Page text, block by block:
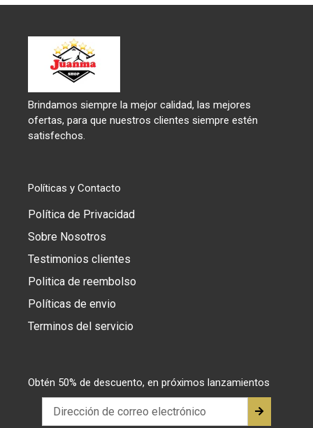
Brindamos siempre la mejor calidad, las mejores
ofertas, para que nuestros clientes siempre estén
satisfechos.
Políticas y Contacto
Política de Privacidad
Sobre Nosotros
Testimonios clientes
Politica de reembolso
Políticas de envio
Terminos del servicio
Obtén 50% de descuento, en próximos lanzamientos